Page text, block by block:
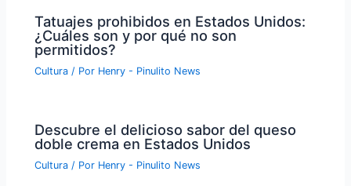
Tatuajes prohibidos en Estados Unidos:
¿Cuáles son y por qué no son
permitidos?
Cultura / Por Henry - Pinulito News
Descubre el delicioso sabor del queso
doble crema en Estados Unidos
Cultura / Por Henry - Pinulito News